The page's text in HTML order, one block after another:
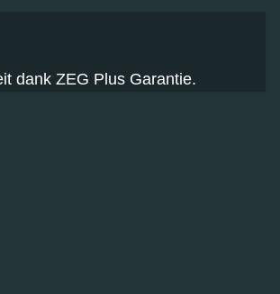
dank ZEG Plus Garantie.